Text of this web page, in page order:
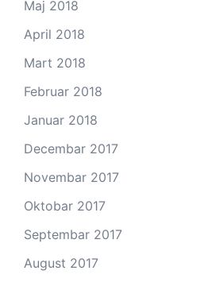
Maj 2018
April 2018
Mart 2018
Februar 2018
Januar 2018
Decembar 2017
Novembar 2017
Oktobar 2017
Septembar 2017
August 2017